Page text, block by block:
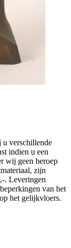
u verschillende
indien u een
wij geen beroep
zijn
. Leveringen
van het
het gelijkvloers.